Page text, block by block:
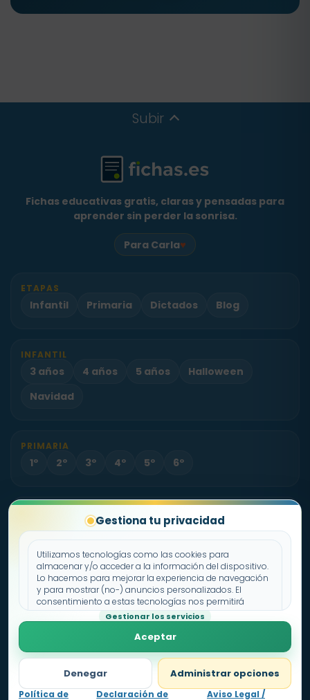
Gestiona tu privacidad
Utilizamos tecnologías como las cookies para
almacenar y/o acceder a la información del dispositivo.
Lo hacemos para mejorar la experiencia de navegación
y para mostrar (no-) anuncios personalizados. El
consentimiento a estas tecnologías nos permitirá
procesar datos como el comportamiento de
navegación o los ID's únicos en este sitio. No consentir o
retirar el consentimiento, puede afectar negativamente a
Gestionar los servicios
Aceptar
Denegar Administrar opciones
Política de
Declaración de
Aviso Legal /
Subir
Fichas educativas gratis, claras y pensadas para
aprender sin perder la sonrisa.
Para Carla♥
ETAPAS
Infantil Primaria Dictados Blog
INFANTIL
3 años 4 años 5 años
Halloween
Navidad
PRIMARIA
1º 2º 3º 4º 5º 6º
Sobre Fichas.es Contacto
Política de cookies
Declaración de privacidad
Aviso legal